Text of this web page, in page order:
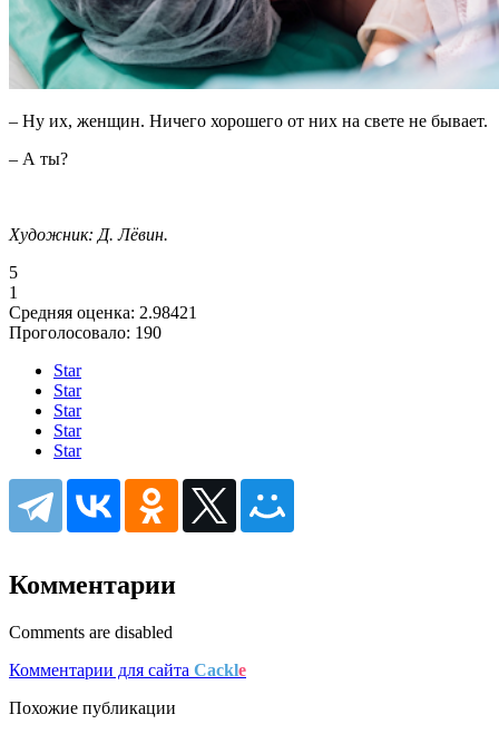
– Ну их, женщин. Ничего хорошего от них на свете не бывает.
– А ты?
Художник: Д. Лёвин.
5
1
Средняя оценка: 2.98421
Проголосовало: 190
Star
Star
Star
Star
Star
Комментарии
Comments are disabled
Комментарии для сайта Cackle
Похожие публикации